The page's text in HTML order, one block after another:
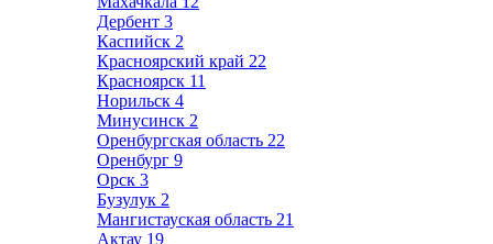
Дербент 3
Каспийск 2
Красноярский край 22
Красноярск 11
Норильск 4
Минусинск 2
Оренбургская область 22
Оренбург 9
Орск 3
Бузулук 2
Мангистауская область 21
Актау 19